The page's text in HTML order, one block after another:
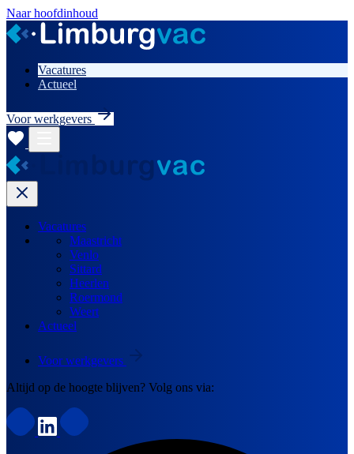
Naar hoofdinhoud
Vacatures
Actueel
Voor werkgevers
Vacatures
Maastricht
Venlo
Sittard
Heerlen
Roermond
Weert
Actueel
Voor werkgevers
Altijd op de hoogte blijven? Volg ons via: